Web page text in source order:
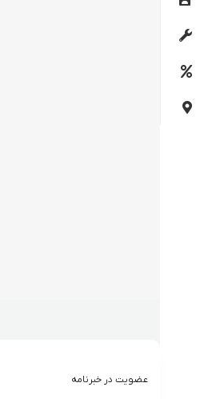
عضویت در خبرنامه